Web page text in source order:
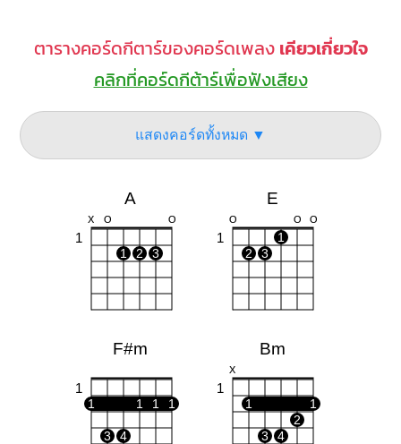
ตารางคอร์ดกีตาร์ของคอร์ดเพลง เคียวเกี่ยวใจ
คลิกที่คอร์ดกีต้าร์เพื่อฟังเสียง
แสดงคอร์ดทั้งหมด ▼
A
X O O
1
1 2 3
E
O O O
1
1
2
3
F#m
1
1 1 1 1
3 4
Bm
X
1
1
1
2
3
4